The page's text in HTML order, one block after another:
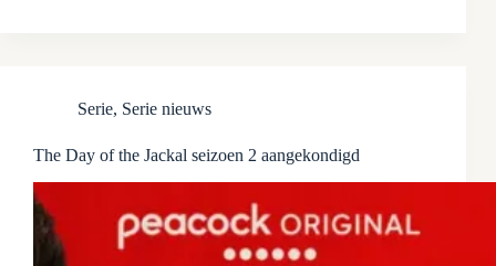
Serie, Serie nieuws
The Day of the Jackal seizoen 2 aangekondigd